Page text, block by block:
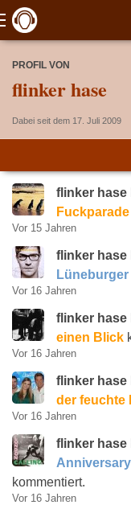
PROFIL VON
flinker hase
Dabei seit dem 17. Juli 2009
flinker hase
Fuckparade
Vor 15 Jahren
flinker hase
Lüneburger
Vor 16 Jahren
flinker hase
einen Blick
Vor 16 Jahren
flinker hase
der feuchte
Vor 16 Jahren
flinker hase
kommentiert.
Vor 16 Jahren